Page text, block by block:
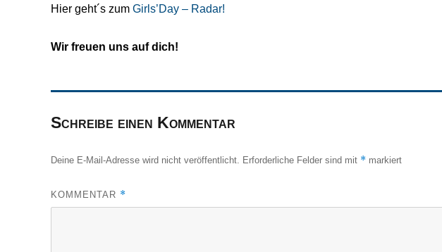
Hier geht´s zum Girls’Day – Radar!
Wir freuen uns auf dich!
Schreibe einen Kommentar
Deine E-Mail-Adresse wird nicht veröffentlicht. Erforderliche Felder sind mit * markiert
KOMMENTAR *